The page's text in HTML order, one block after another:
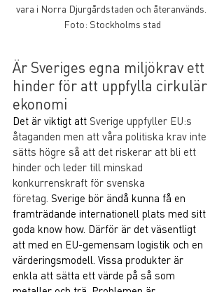
vara i Norra Djurgårdstaden och återanvänds.
Foto: Stockholms stad
Är Sveriges egna miljökrav ett
hinder för att uppfylla cirkulär
ekonomi
Det är viktigt att Sverige uppfyller EU:s
åtaganden men att våra politiska krav inte
sätts högre så att det riskerar att bli ett
hinder och leder till minskad
konkurrenskraft för svenska
företag. Sverige bör ändå kunna få en
framträdande internationell plats med sitt
goda know how. Därför är det väsentligt
att med en EU-gemensam logistik och en
värderingsmodell. Vissa produkter är
enkla att sätta ett värde på så som